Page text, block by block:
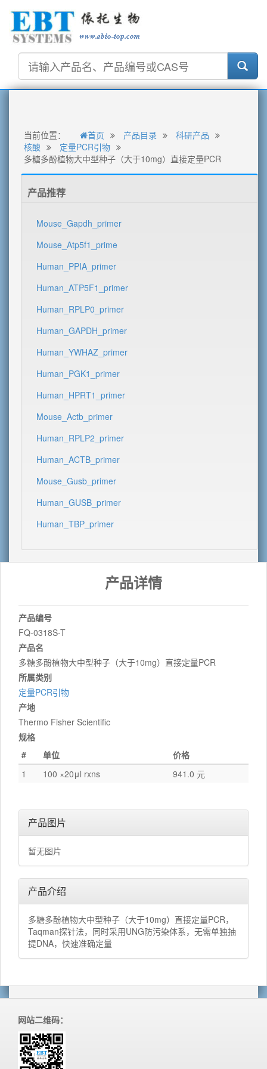
当前位置： 首页 产品目录
科研产品
核酸
定量PCR引物
多糖多酚植物大中型种子（大于10mg）直接定量PCR
产品推荐
Mouse_Gapdh_primer
Mouse_Atp5f1_prime
Human_PPIA_primer
Human_ATP5F1_primer
Human_RPLP0_primer
Human_GAPDH_primer
Human_YWHAZ_primer
Human_PGK1_primer
Human_HPRT1_primer
Mouse_Actb_primer
Human_RPLP2_primer
Human_ACTB_primer
Mouse_Gusb_primer
Human_GUSB_primer
Human_TBP_primer
产品详情
产品编号
FQ-0318S-T
产品名
多糖多酚植物大中型种子（大于10mg）直接定量PCR
所属类别
定量PCR引物
产地
Thermo Fisher Scientific
规格
#
单位
价格
1
100 ×20μl rxns 941.0 元
产品图片
暂无图片
产品介绍
多糖多酚植物大中型种子（大于10mg）直接定量PCR，
Taqman探针法，同时采用UNG防污染体系，无需单独抽
提DNA，快速准确定量
网站二维码：